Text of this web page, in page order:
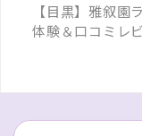
【目黒】雅叙園
体験＆口コミレ